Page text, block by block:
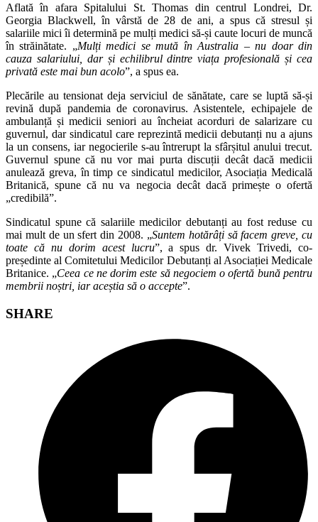
Aflată în afara Spitalului St. Thomas din centrul Londrei, Dr.
Georgia Blackwell, în vârstă de 28 de ani, a spus că stresul și
salariile mici îi determină pe mulți medici să-și caute locuri de muncă
în străinătate. „Mulți medici se mută în Australia – nu doar din
cauza salariului, dar și echilibrul dintre viața profesională și cea
privată este mai bun acolo”, a spus ea.
Plecările au tensionat deja serviciul de sănătate, care se luptă să-și
revină după pandemia de coronavirus. Asistentele, echipajele de
ambulanță și medicii seniori au încheiat acorduri de salarizare cu
guvernul, dar sindicatul care reprezintă medicii debutanți nu a ajuns
la un consens, iar negocierile s-au întrerupt la sfârșitul anului trecut.
Guvernul spune că nu vor mai purta discuții decât dacă medicii
anulează greva, în timp ce sindicatul medicilor, Asociația Medicală
Britanică, spune că nu va negocia decât dacă primește o ofertă
„credibilă”.
Sindicatul spune că salariile medicilor debutanți au fost reduse cu
mai mult de un sfert din 2008. „Suntem hotărâți să facem greve, cu
toate că nu dorim acest lucru”, a spus dr. Vivek Trivedi, co-
președinte al Comitetului Medicilor Debutanți al Asociației Medicale
Britanice. „Ceea ce ne dorim este să negociem o ofertă bună pentru
membrii noștri, iar aceștia să o accepte”.
SHARE
window